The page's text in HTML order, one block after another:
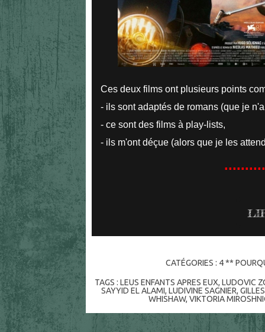
Ces deux films ont plusieurs points
- ils sont adaptés de romans (que je
- ce sont des films à play-lists,
- ils m'ont déçue (alors que je les
CATÉGORIES : 4 **
TAGS :LEUS ENFANTS APRES EUX,LUDOVIC
SAYYID EL ALAMI,LUDIVINE SAGNIER,
WHISHAW,VIKTORIA